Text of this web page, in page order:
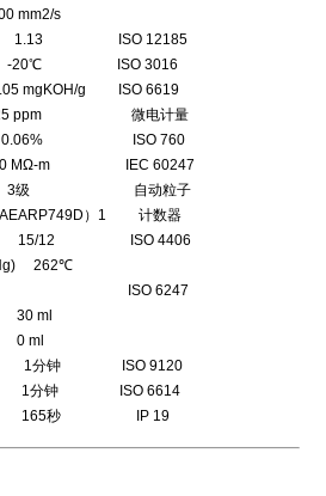
s
ISO 12185
3016
g ISO 6619
微电计量
ISO 760
MΩ-m IEC 60247
自动粒子
）1 计数器
4406
262℃
ISO 6247
ml
钟 ISO 9120
ISO 6614
秒 IP 19